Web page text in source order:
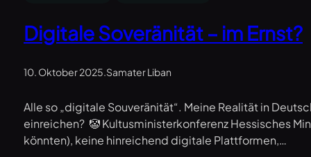
Digitale Soveränität – im Ernst?
10. Oktober 2025.Samater Liban
Alle so „digitale Souveränität“. Meine Realität in
einreichen? 🤡 Kultusministerkonferenz Hessisches
könnten), keine hinreichend digitale Plattformen,…